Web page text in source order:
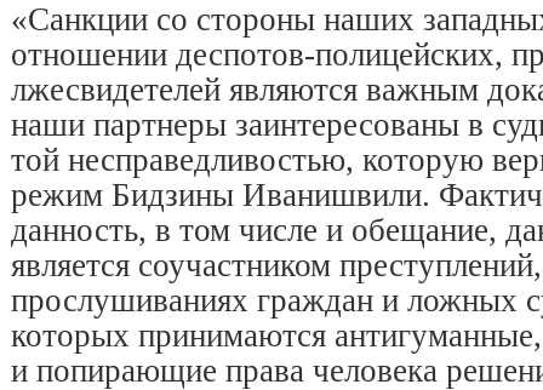
«Санкции со стороны наших
отношении деспотов-полицейских,
лжесвидетелей являются важным
наши партнеры заинтересованы в
той несправедливостью, которую
режим Бидзины Иванишвили.
данность, в том числе и обещание,
является соучастником
прослушиваниях граждан и ложных
которых принимаются
и попирающие права человека